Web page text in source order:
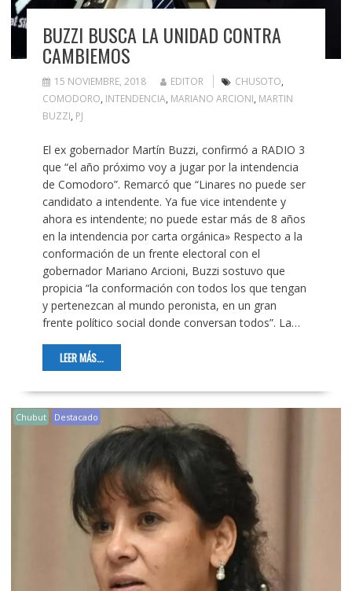
BUZZI BUSCA LA UNIDAD CONTRA
CAMBIEMOS
15 NOVIEMBRE, 2018 EDITOR CHUSOTO,
COMODORO, INTENDENCIA, MARIANO ARCIONI, MARTIN
BUZZI, PJ
El ex gobernador Martín Buzzi, confirmó a RADIO 3
que “el año próximo voy a jugar por la intendencia
de Comodoro”. Remarcó que “Linares no puede ser
candidato a intendente. Ya fue vice intendente y
ahora es intendente; no puede estar más de 8 años
en la intendencia por carta orgánica» Respecto a la
conformación de un frente electoral con el
gobernador Mariano Arcioni, Buzzi sostuvo que
propicia “la conformación con todos los que tengan
y pertenezcan al mundo peronista, en un gran
frente político social donde conversan todos”. La…
LEER MÁS...
Chubut Destacado